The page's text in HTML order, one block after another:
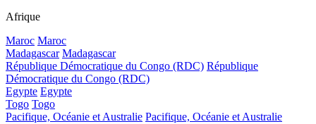
Afrique
Maroc Maroc
Madagascar Madagascar
République Démocratique du Congo (RDC) République
Démocratique du Congo (RDC)
Egypte Egypte
Togo Togo
Pacifique, Océanie et Australie Pacifique, Océanie et Australie